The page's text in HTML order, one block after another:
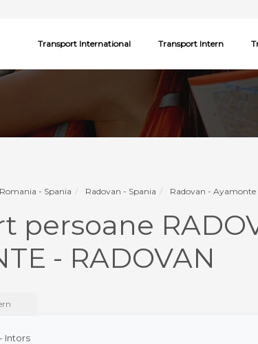
Transport International Transport Intern
Romania - Spania Radovan - Spania Radovan - Ayamonte
persoane
- RADOVAN
Intors